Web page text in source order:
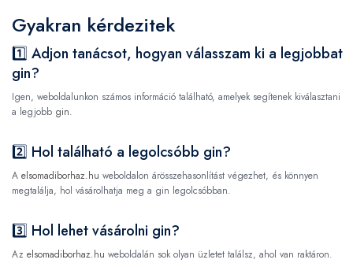
Gyakran kérdezitek
1️⃣ Adjon tanácsot, hogyan válasszam ki a legjobbat
gin?
Igen, weboldalunkon számos információ található, amelyek segítenek kiválasztani
a legjobb gin.
2️⃣ Hol található a legolcsóbb gin?
A elsomadiborhaz.hu weboldalon árösszehasonlítást végezhet, és könnyen
megtalálja, hol vásárolhatja meg a gin legolcsóbban.
3️⃣ Hol lehet vásárolni gin?
Az elsomadiborhaz.hu weboldalán sok olyan üzletet találsz, ahol van raktáron.